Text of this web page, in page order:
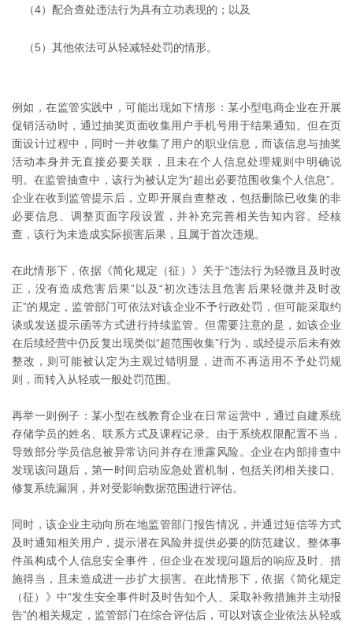
（4）配合查处违法行为具有立功表现的；以及
（5）其他依法可从轻减轻处罚的情形。
例如，在监管实践中，可能出现如下情形：某小型电商企业在开展
促销活动时，通过抽奖页面收集用户手机号用于结果通知。但在页
面设计过程中，同时一并收集了用户的职业信息，而该信息与抽奖
活动本身并无直接必要关联，且未在个人信息处理规则中明确说
明。在监管抽查中，该行为被认定为“超出必要范围收集个人信息”。
企业在收到监管提示后，立即开展自查整改，包括删除已收集的非
必要信息、调整页面字段设置，并补充完善相关告知内容。经核
查，该行为未造成实际损害后果，且属于首次违规。
在此情形下，依据《简化规定（征）》关于“违法行为轻微且及时改
正，没有造成危害后果”以及“初次违法且危害后果轻微并及时改
正”的规定，监管部门可依法对该企业不予行政处罚，但可能采取约
谈或发送提示函等方式进行持续监管。但需要注意的是，如该企业
在后续经营中仍反复出现类似“超范围收集”行为，或经提示后未有效
整改，则可能被认定为主观过错明显，进而不再适用不予处罚规
则，而转入从轻或一般处罚范围。
再举一则例子：某小型在线教育企业在日常运营中，通过自建系统
存储学员的姓名、联系方式及课程记录。由于系统权限配置不当，
导致部分学员信息被异常访问并存在泄露风险。企业在内部排查中
发现该问题后，第一时间启动应急处置机制，包括关闭相关接口、
修复系统漏洞，并对受影响数据范围进行评估。
同时，该企业主动向所在地监管部门报告情况，并通过短信等方式
及时通知相关用户，提示潜在风险并提供必要的防范建议。整体事
件虽构成个人信息安全事件，但企业在发现问题后的响应及时、措
施得当，且未造成进一步扩大损害。在此情形下，依据《简化规定
（征）》中“发生安全事件时及时告知个人、采取补救措施并主动报
告”的相关规定，监管部门在综合评估后，可以对该企业依法从轻或